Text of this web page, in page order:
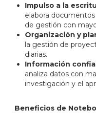
Impulso a la
elabora
de gestión con
Organización y
la gestión de
diarias.
Información
analiza datos con
investigación y el
Beneficios de